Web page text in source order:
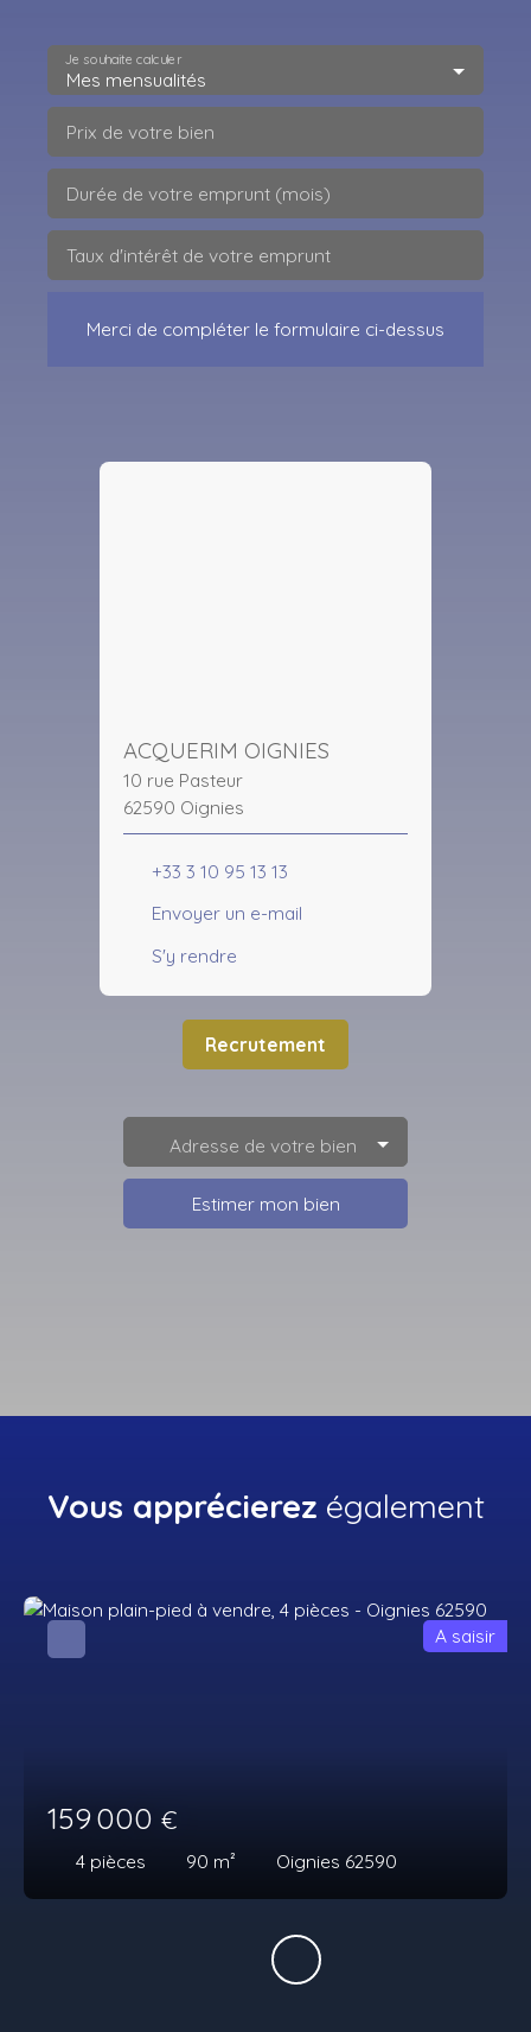
Mes mensualités
Je souhaite calculer
Prix de votre bien
Durée de votre emprunt (mois)
Taux d'intérêt de votre emprunt
Merci de compléter le formulaire ci-dessus
ACQUERIM OIGNIES
10 rue Pasteur
62590 Oignies
+33 3 10 95 13 13
Envoyer un e-mail
S'y rendre
Recrutement
Adresse de votre bien
Estimer mon bien
Vous apprécierez également
159 000 €
4 pièces 90 m² Oignies 62590
A saisir